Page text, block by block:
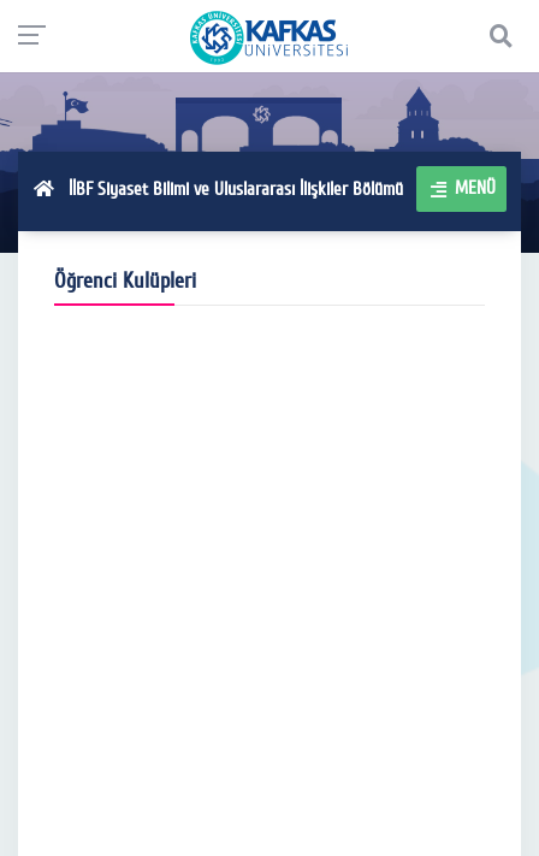
İİBF Siyaset Bilimi ve Uluslararası İlişkiler Bölümü MENÜ
Öğrenci Kulüpleri